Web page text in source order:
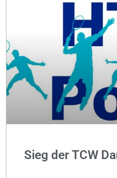
Sieg der TCW